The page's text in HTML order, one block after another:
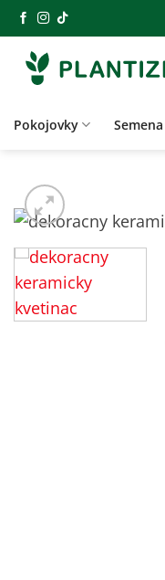
Přeskočit
na
obsah
Pokojovky Semena